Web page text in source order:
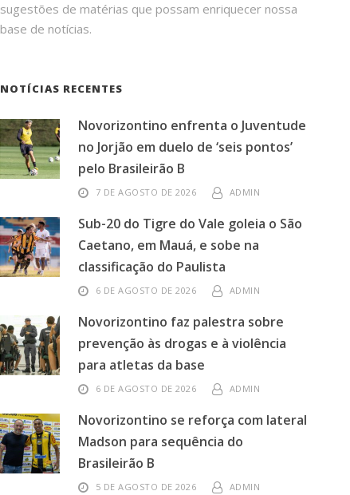
sugestões de matérias que possam enriquecer nossa
base de notícias.
NOTÍCIAS RECENTES
Novorizontino enfrenta o Juventude
no Jorjão em duelo de ‘seis pontos’
pelo Brasileirão B
7 DE AGOSTO DE 2026 ADMIN
Sub-20 do Tigre do Vale goleia o São
Caetano, em Mauá, e sobe na
classificação do Paulista
6 DE AGOSTO DE 2026 ADMIN
Novorizontino faz palestra sobre
prevenção às drogas e à violência
para atletas da base
6 DE AGOSTO DE 2026 ADMIN
Novorizontino se reforça com lateral
Madson para sequência do
Brasileirão B
5 DE AGOSTO DE 2026 ADMIN